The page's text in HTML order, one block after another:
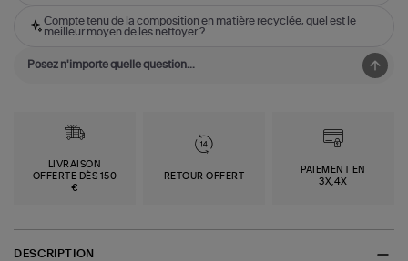
Compte tenu de la composition en matière recyclée, quel est le
meilleur moyen de les nettoyer ?
LIVRAISON
OFFERTE DÈS 150
€
RETOUR OFFERT
PAIEMENT EN
3X,4X
DESCRIPTION